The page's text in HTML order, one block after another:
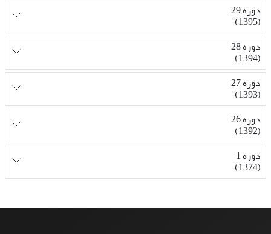
دوره 29
(1395)
دوره 28
(1394)
دوره 27
(1393)
دوره 26
(1392)
دوره 1
(1374)